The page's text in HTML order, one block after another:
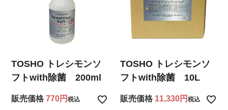
TOSHO トレシモンソ
フトwith除菌 200ml
販売価格 770 税込
TOSHO トレシモンソ
フトwith除菌 10L
販売価格 11,330 税込